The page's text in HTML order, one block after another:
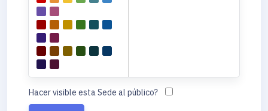
Hacer visible esta Sede al público?